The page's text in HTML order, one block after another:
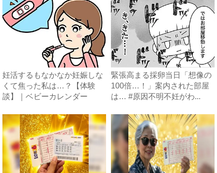
妊活するもなかなか妊娠しな
くて焦った私は…？【体験
談】｜ベビーカレンダー
緊張高まる採卵当日「想像の
100倍…！」案内された部屋
は… #原因不明不妊がわ...